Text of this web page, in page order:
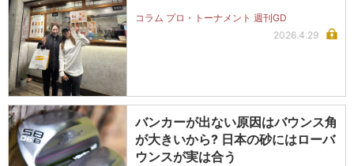
コラム プロ・トーナメント 週刊GD
2026.4.29
バンカーが出ない原因はバウンス角
が大きいから? 日本の砂にはローバ
ウンスが実は合う